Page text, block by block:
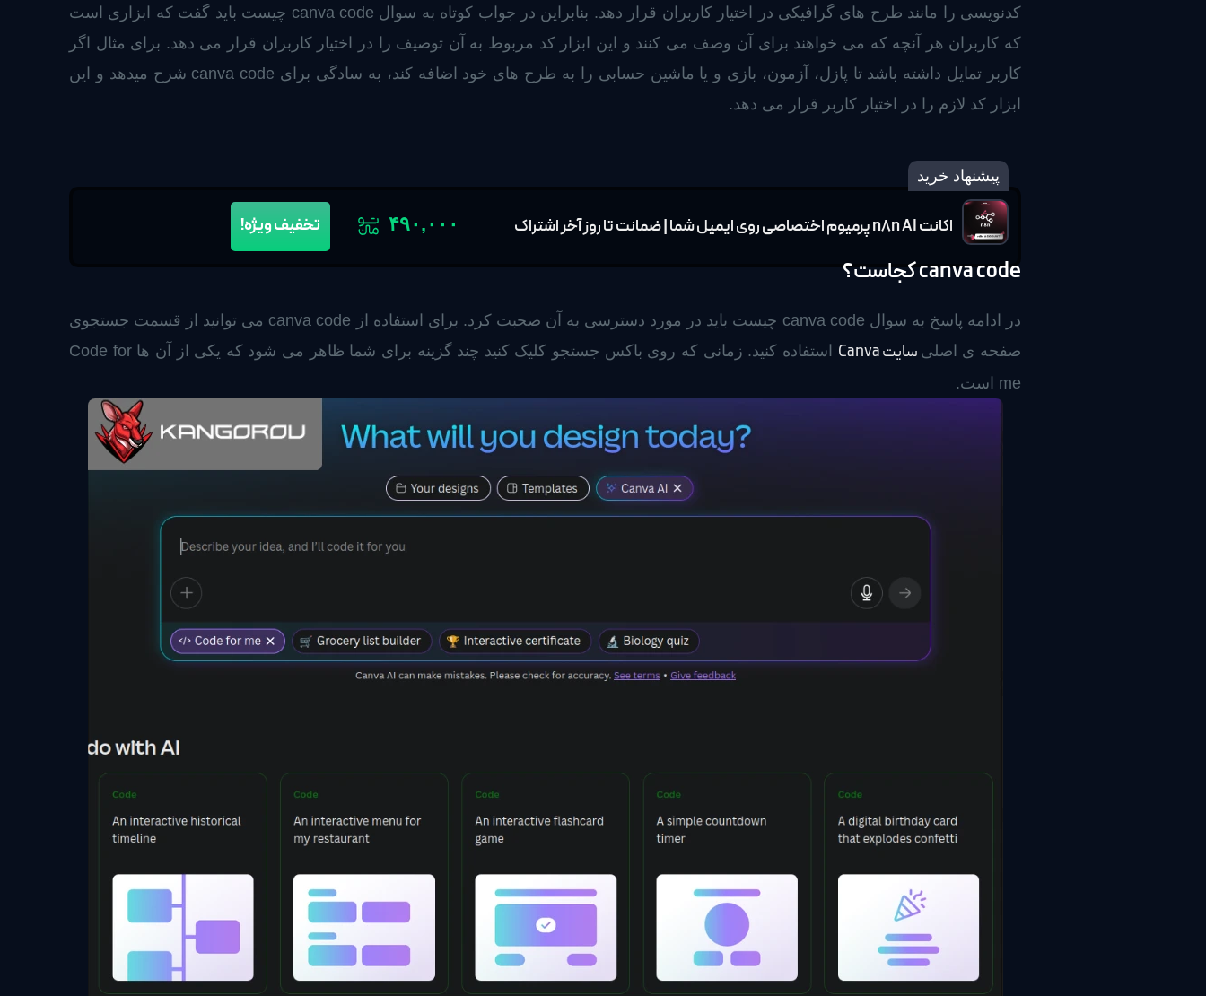
کدنویسی را مانند طرح های گرافیکی در اختیار کاربران قرار دهد. بنابراین در جواب کوتاه به سوال canva code چیست باید گفت که ابزاری است
که کاربران هر آنچه که می خواهند برای آن وصف می کنند و این ابزار کد مربوط به آن توصیف را در اختیار کاربران قرار می دهد. برای مثال اگر
کاربر تمایل داشته باشد تا پازل، آزمون، بازی و یا ماشین حسابی را به طرح های خود اضافه کند، به سادگی برای canva code شرح میدهد و این
ابزار کد لازم را در اختیار کاربر قرار می دهد.
پیشنهاد خرید
اکانت n8n AI پرمیوم اختصاصی روی ایمیل شما | ضمانت تا روز آخر اشتراک ۴۹۰,۰۰۰ تخفیف ویژه!
canva code کجاست؟
در ادامه پاسخ به سوال canva code چیست باید در مورد دسترسی به آن صحبت کرد. برای استفاده از canva code می توانید از قسمت جستجوی
صفحه ی اصلی سایت Canva
استفاده کنید. زمانی که روی باکس جستجو کلیک کنید چند گزینه برای شما ظاهر می شود که یکی از آن ها Code for
me است.